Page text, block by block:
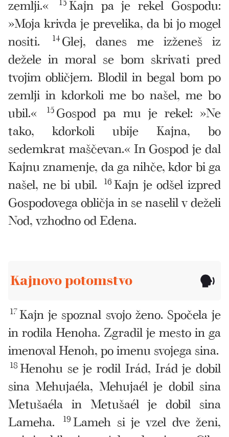
zemlji.«
Kajn pa je rekel Gospodu:
»Moja krivda je prevelika, da bi jo mogel
nositi.
14 Glej, danes me izženeš iz
dežele in moral se bom skrivati pred
tvojim obličjem. Blodil in begal bom po
zemlji in kdorkoli me bo našel, me bo
ubil.«
15 Gospod pa mu je rekel: »Ne
tako, kdorkoli ubije Kajna, bo
sedemkrat maščevan.« In Gospod je dal
Kajnu znamenje, da ga nihče, kdor bi ga
našel, ne bi ubil.
16 Kajn je odšel izpred
Gospodovega obličja in se naselil v deželi
Nod, vzhodno od Edena.
Kajnovo potomstvo
17Kajn je spoznal svojo ženo. Spočela je
in rodila Henoha. Zgradil je mesto in ga
imenoval Henoh, po imenu svojega sina.
18 Henohu se je rodil Irád, Irád je dobil
sina Mehujaéla, Mehujaél je dobil sina
Metušaéla in Metušaél je dobil sina
Lameha.
19 Lameh si je vzel dve ženi,